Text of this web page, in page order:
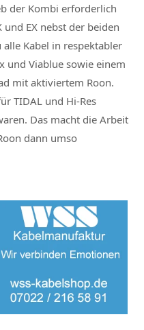
der Kombi erforderlich
EX nebst der beiden
Kabel in respektabler
und Viablue sowie einem
mit aktiviertem Roon.
TIDAL und Hi-Res
Das macht die Arbeit
dann umso